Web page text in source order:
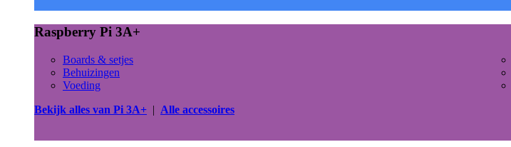
Raspberry Pi 3A+
Boards & setjes
Behuizingen
Voeding
Bekijk alles van Pi 3A+ | Alle accessoires